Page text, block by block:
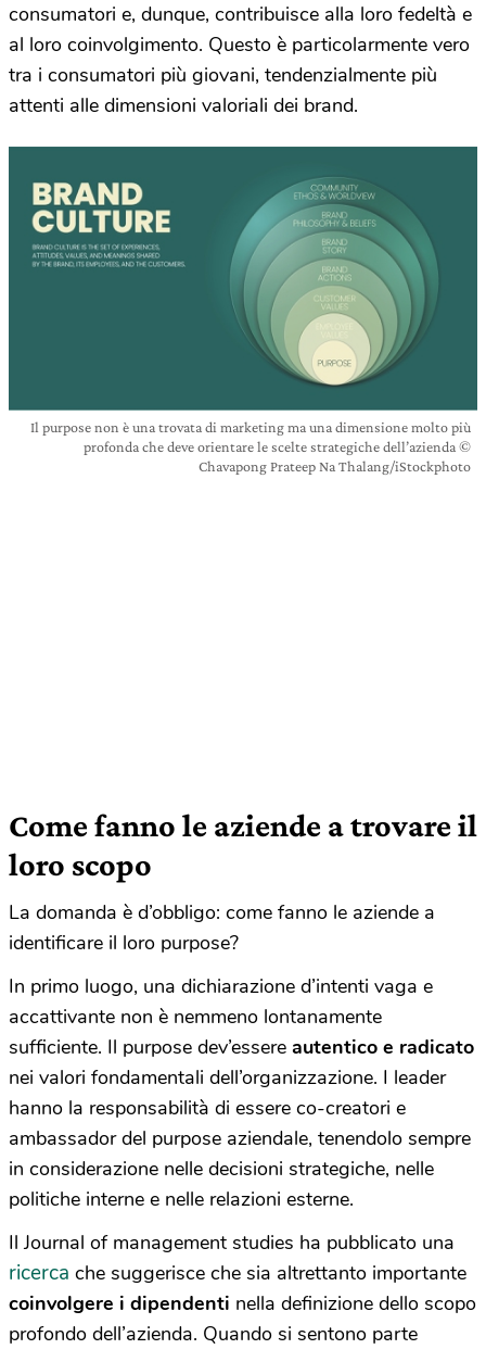
consumatori e, dunque, contribuisce alla loro fedeltà e
al loro coinvolgimento. Questo è particolarmente vero
tra i consumatori più giovani, tendenzialmente più
attenti alle dimensioni valoriali dei brand.
Il purpose non è una trovata di marketing ma una dimensione molto più
profonda che deve orientare le scelte strategiche dell’azienda ©
Chavapong Prateep Na Thalang/iStockphoto
Come fanno le aziende a trovare il
loro scopo
La domanda è d’obbligo: come fanno le aziende a
identificare il loro purpose?
In primo luogo, una dichiarazione d’intenti vaga e
accattivante non è nemmeno lontanamente
sufficiente. Il purpose dev’essere autentico e radicato
nei valori fondamentali dell’organizzazione. I leader
hanno la responsabilità di essere co-creatori e
ambassador del purpose aziendale, tenendolo sempre
in considerazione nelle decisioni strategiche, nelle
politiche interne e nelle relazioni esterne.
Il Journal of management studies ha pubblicato una
ricerca che suggerisce che sia altrettanto importante
coinvolgere i dipendenti nella definizione dello scopo
profondo dell’azienda. Quando si sentono parte